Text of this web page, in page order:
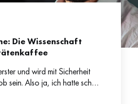
Die Wissenschaft
und wird mit Sicherheit
sein. Also ja, ich hatte schon